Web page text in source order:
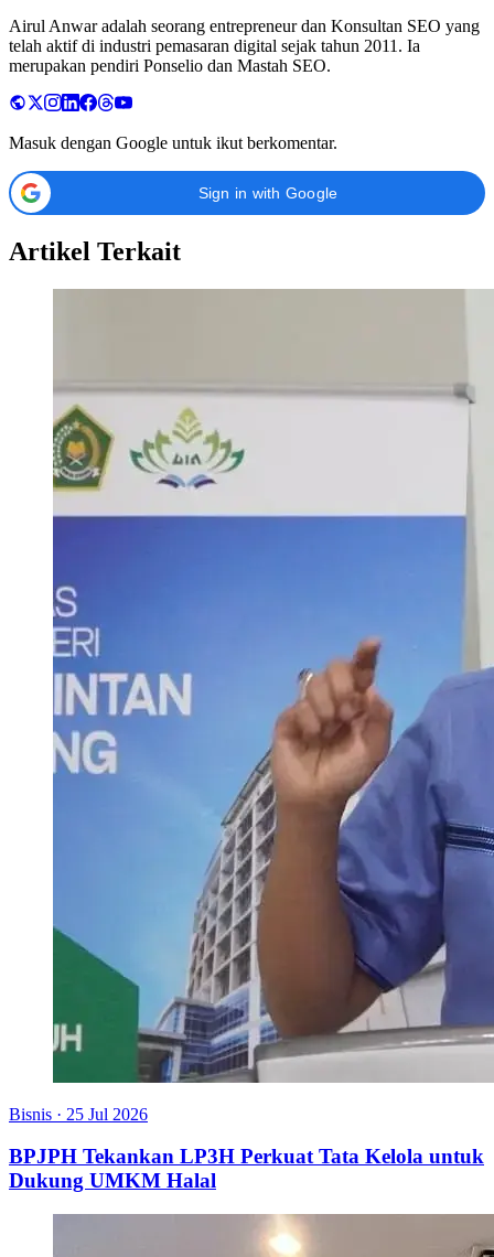
Airul Anwar adalah seorang entrepreneur dan Konsultan SEO yang
telah aktif di industri pemasaran digital sejak tahun 2011. Ia
merupakan pendiri Ponselio dan Mastah SEO.
Masuk dengan Google untuk ikut berkomentar.
Sign in with Google
Artikel Terkait
Bisnis · 25 Jul 2026
BPJPH Tekankan LP3H Perkuat Tata Kelola untuk
Dukung UMKM Halal